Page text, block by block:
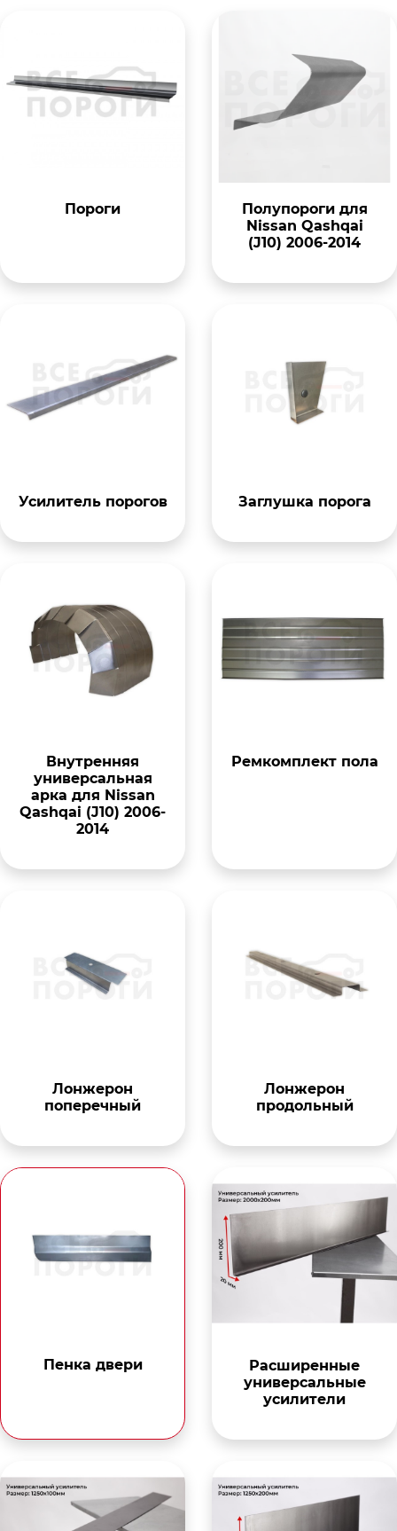
Пороги
Полупороги для
Nissan Qashqai
(J10) 2006-2014
Усилитель порогов Заглушка порога
Внутренняя
универсальная
арка для Nissan
Qashqai (J10) 2006-
2014
Ремкомплект пола
Лонжерон
поперечный
Лонжерон
продольный
Пенка двери
Расширенные
универсальные
усилители